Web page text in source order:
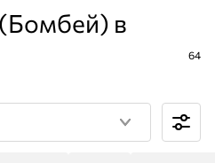
в
64